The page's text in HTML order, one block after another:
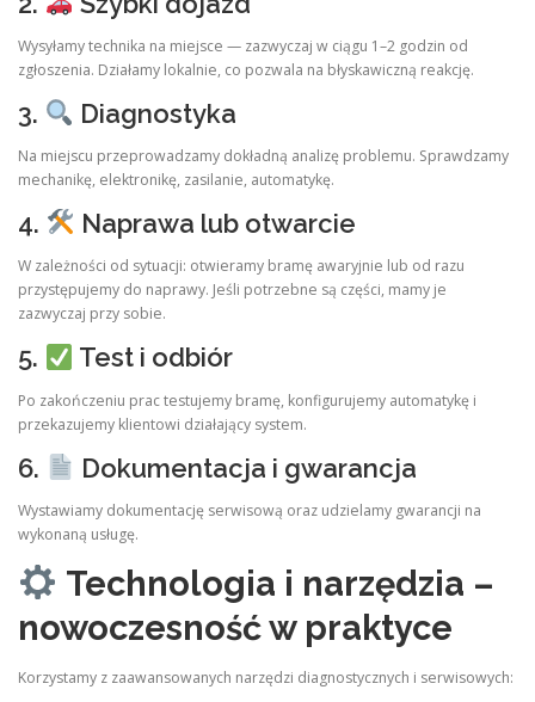
Wysyłamy technika na miejsce — zazwyczaj w ciągu 1–2 godzin od
zgłoszenia. Działamy lokalnie, co pozwala na błyskawiczną reakcję.
3. Diagnostyka
Na miejscu przeprowadzamy dokładną analizę problemu. Sprawdzamy
mechanikę, elektronikę, zasilanie, automatykę.
4. Naprawa lub otwarcie
W zależności od sytuacji: otwieramy bramę awaryjnie lub od razu
przystępujemy do naprawy. Jeśli potrzebne są części, mamy je
zazwyczaj przy sobie.
5. Test i odbiór
Po zakończeniu prac testujemy bramę, konfigurujemy automatykę i
przekazujemy klientowi działający system.
6. Dokumentacja i gwarancja
Wystawiamy dokumentację serwisową oraz udzielamy gwarancji na
wykonaną usługę.
Technologia i narzędzia –
nowoczesność w praktyce
Korzystamy z zaawansowanych narzędzi diagnostycznych i serwisowych: